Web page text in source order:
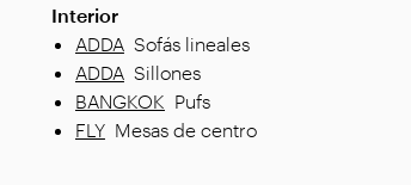
Interior
ADDA Sofás lineales
ADDA Sillones
BANGKOK Pufs
FLY Mesas de centro